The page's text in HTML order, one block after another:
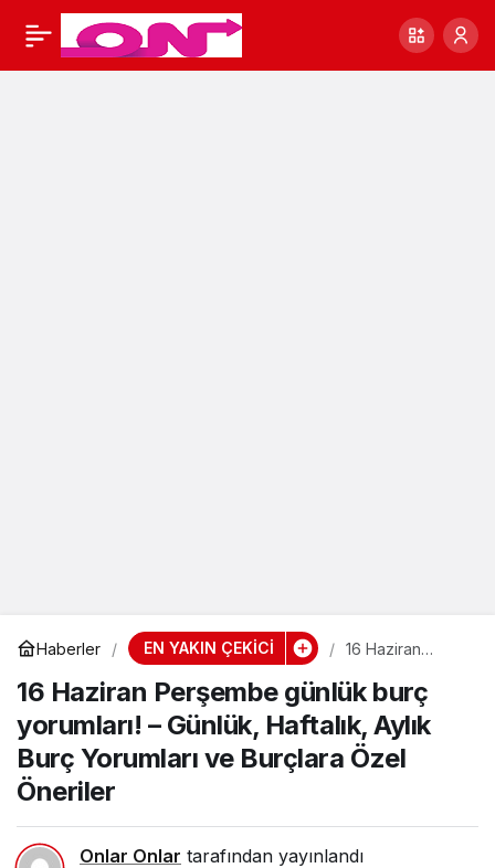
Haberler EN YAKIN ÇEKİCİ
16 Haziran
günlük burç
yorumları! –
Günlük, Haftalık,
Aylık Burç
Yorumları ve
16 Haziran Perşembe günlük burç
yorumları! – Günlük, Haftalık, Aylık
Burç Yorumları ve Burçlara Özel
Öneriler
Onlar Onlar tarafından yayınlandı
15 Haziran Çarşamba Paylaş